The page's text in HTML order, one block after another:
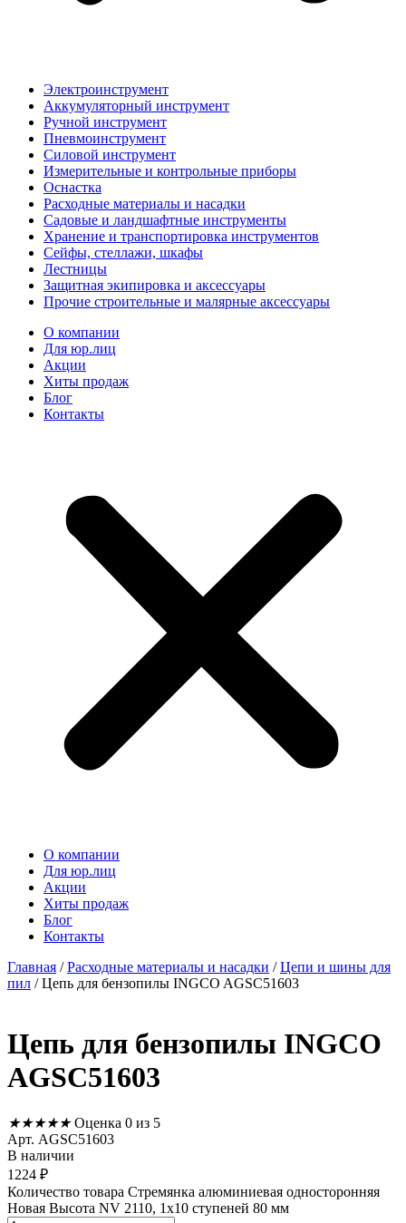
Электроинструмент
Аккумуляторный инструмент
Ручной инструмент
Пневмоинструмент
Силовой инструмент
Измерительные и контрольные приборы
Оснастка
Расходные материалы и насадки
Садовые и ландшафтные инструменты
Хранение и транспортировка инструментов
Сейфы, стеллажи, шкафы
Лестницы
Защитная экипировка и аксессуары
Прочие строительные и малярные аксессуары
О компании
Для юр.лиц
Акции
Хиты продаж
Блог
Контакты
О компании
Для юр.лиц
Акции
Хиты продаж
Блог
Контакты
Главная /Расходные материалы и насадки /Цепи и шины для
пил / Цепь для бензопилы INGCO AGSC51603
Цепь для бензопилы INGCO
AGSC51603
★★★★★ Оценка 0 из 5
Арт. AGSC51603
В наличии
1224 ₽
Количество товара Стремянка алюминиевая односторонняя
Новая Высота NV 2110, 1х10 ступеней 80 мм